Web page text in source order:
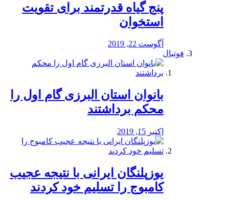
پنج گیاه قدرتمند برای تقویت
استخوان
آگوست 22, 2019
فوتبال
بانوان استان البرزی گام اول را
محكم برداشتند
اکتبر 15, 2019
یوزپلنگان ایرانی با نتیجه عجیب
کامبوج را تسلیم خود کردند